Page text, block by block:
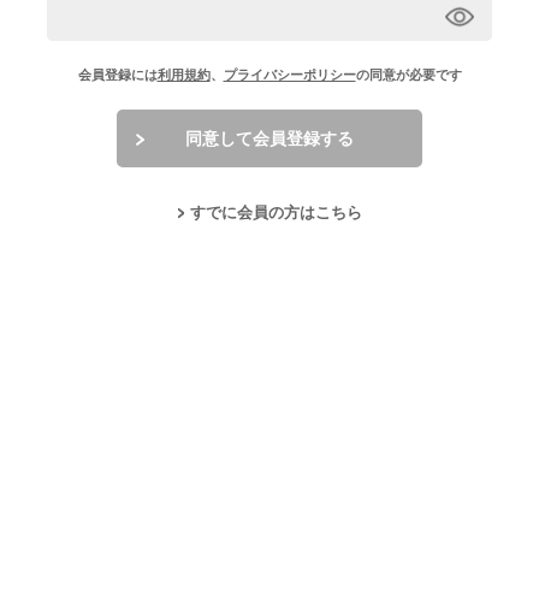
会員登録には利用規約、 プライバシーポリシーの同意が必要です
同意して会員登録する
すでに会員の方はこちら